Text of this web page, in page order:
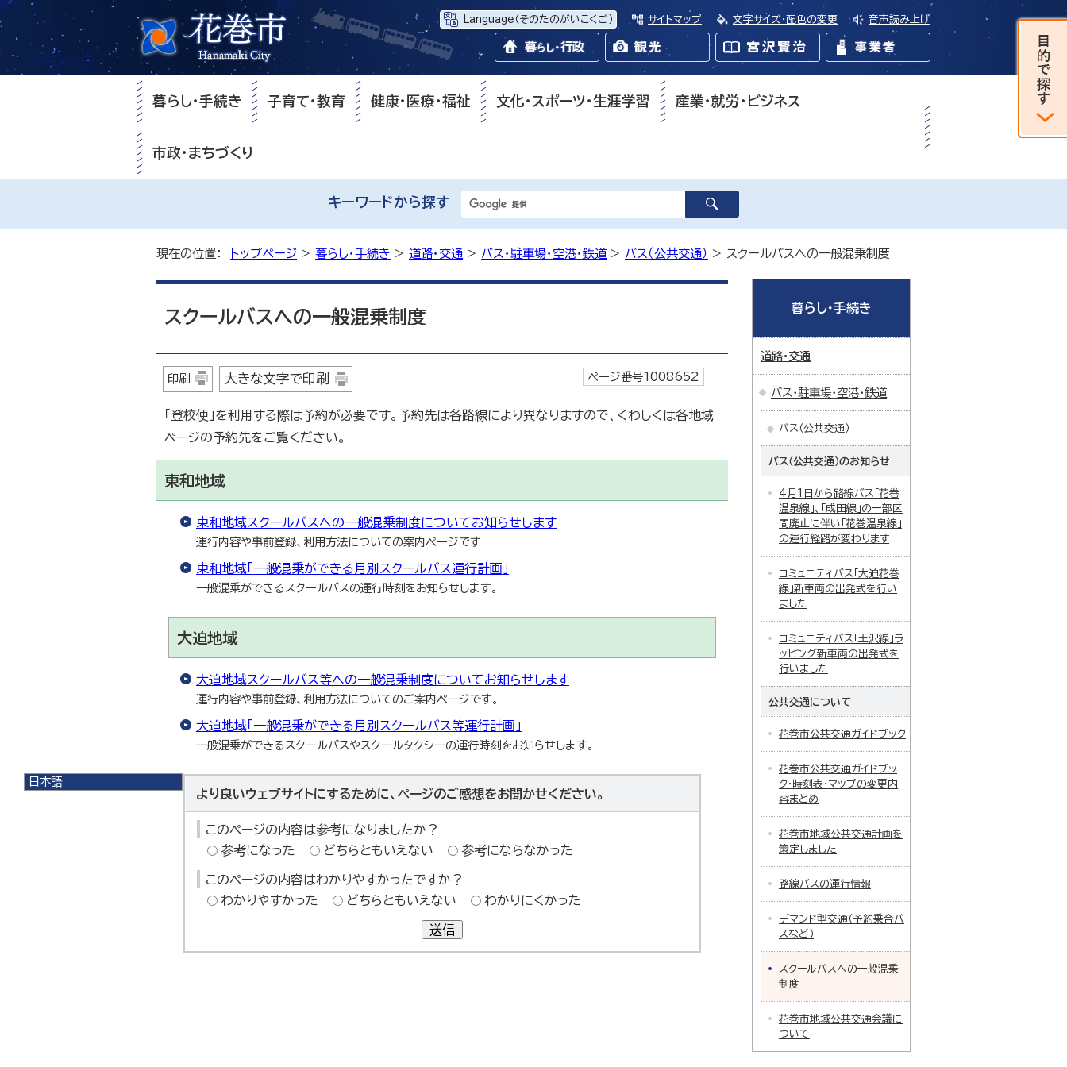
Language （そのたのがいこくご） サイトマップ 文字サイズ・配色の変更 音声読み上げ
日本語
暮らし・手続き 子育て・教育 健康・医療・福祉 文化・スポーツ・生涯学習 産業・就労・ビジネス
市政・まちづくり
キーワードから探す
現在の位置： トップページ > 暮らし・手続き > 道路・交通 > バス・駐車場・空港・鉄道 > バス（公共交通） > スクールバスへの一般混乗制度
スクールバスへの一般混乗制度
印刷 大きな文字で印刷 ページ番号1008652
「登校便」を利用する際は予約が必要です。予約先は各路線により異なりますので、くわしくは各地域
ページの予約先をご覧ください。
東和地域
東和地域スクールバスへの一般混乗制度についてお知らせします
運行内容や事前登録、利用方法についての案内ページです
東和地域「一般混乗ができる月別スクールバス運行計画」
一般混乗ができるスクールバスの運行時刻をお知らせします。
大迫地域
大迫地域スクールバス等への一般混乗制度についてお知らせします
運行内容や事前登録、利用方法についてのご案内ページです。
大迫地域「一般混乗ができる月別スクールバス等運行計画」
一般混乗ができるスクールバスやスクールタクシーの運行時刻をお知らせします。
より良いウェブサイトにするために、ページのご感想をお聞かせください。
このページの内容は参考になりましたか？
参考になった
どちらともいえない 参考にならなかった
このページの内容はわかりやすかったですか？
わかりやすかった
どちらともいえない わかりにくかった
送信
暮らし・手続き
道路・交通
バス・駐車場・空港・鉄道
バス（公共交通）
バス（公共交通）のお知らせ
4月1日から路線バス「花巻
温泉線」、「成田線」の一部区
間廃止に伴い「花巻温泉線」
の運行経路が変わります
コミュニティバス「大迫花巻
線」新車両の出発式を行い
ました
コミュニティバス「土沢線」ラ
ッピング新車両の出発式を
行いました
公共交通について
花巻市公共交通ガイドブック
花巻市公共交通ガイドブッ
ク・時刻表・マップの変更内
容まとめ
花巻市地域公共交通計画を
策定しました
路線バスの運行情報
デマンド型交通（予約乗合バ
スなど）
スクールバスへの一般混乗
制度
花巻市地域公共交通会議に
ついて